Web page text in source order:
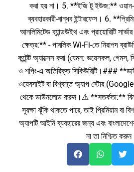
করা হয় না। 5. **ইজি টু ইউজ:** ওয়ান-
ব্যবহারকারী-বান্ধব ইন্টারফেস। 6.
আনলিমিটেড ব্যান্ডউইথ এবং প্রায়োরিটি
ক্ষেত্র:** - পাবলিক Wi-Fi-তে নিরাপদ
কন্টেন্ট অ্যাক্সেস করা (যেমন: ভয়েসকল, গেমস,
ও শপিং-এ অতিরিক্ত সিকিউরিটি।###
ওয়েবসাইট বা বিশ্বস্ত অ্যাপ স্টোর
থেকে ডাউনলোড করুন।⚠ **সতর্কতা:**
সুরক্ষা ঝুঁকি থাকতে পারে, তাই প্রিমিয়াম বা
অ্যাপটি আইনি ব্যবহারের জন্য এবং
না তা নিশ্চিত